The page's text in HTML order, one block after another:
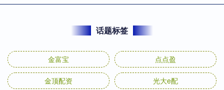
话题标签
金富宝 点点盈
金顶配资 光大e配